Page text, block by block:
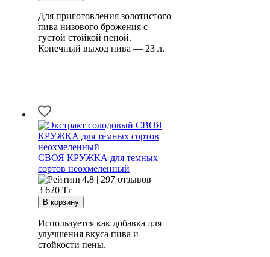
Для приготовления золотистого
пива низового брожения с
густой стойкой пеной.
Конечный выход пива — 23 л.
СВОЯ КРУЖКА для темных
сортов неохмеленный
4.8 | 297 отзывов
3 620 Тг
Используется как добавка для
улучшения вкуса пива и
стойкости пены.